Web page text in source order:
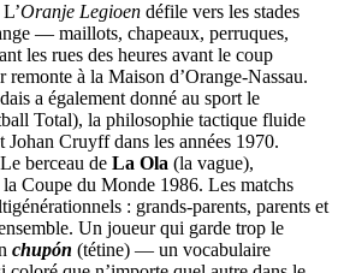
Oranje Legioen défile vers les stades
— maillots, chapeaux, perruques,
les rues des heures avant le coup
remonte à la Maison d’Orange-Nassau.
a également donné au sport le
Total), la philosophie tactique fluide
Johan Cruyff dans les années 1970.
berceau de La Ola (la vague),
Coupe du Monde 1986. Les matchs
: grands-parents, parents et
Un joueur qui garde trop le
chupón (tétine) — un vocabulaire